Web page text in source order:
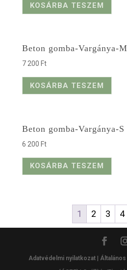
KOSÁRBA TESZEM
Beton gomba-Vargánya-M
7 200 Ft
KOSÁRBA TESZEM
Beton gomba-Vargánya-S
6 200 Ft
KOSÁRBA TESZEM
1 2 3 4
Adatvédelmi nyilatkozat |